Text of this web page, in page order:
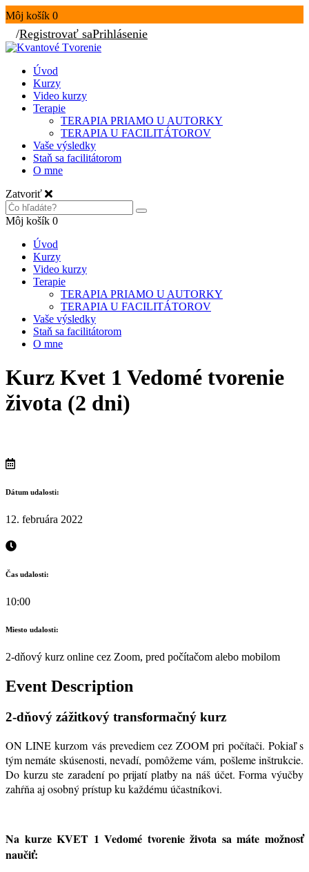
Môj košík 0
/Registrovať saPrihlásenie
Úvod
Kurzy
Video kurzy
Terapie
TERAPIA PRIAMO U AUTORKY
TERAPIA U FACILITÁTOROV
Vaše výsledky
Staň sa facilitátorom
O mne
Zatvoriť
Môj košík 0
Úvod
Kurzy
Video kurzy
Terapie
TERAPIA PRIAMO U AUTORKY
TERAPIA U FACILITÁTOROV
Vaše výsledky
Staň sa facilitátorom
O mne
Kurz Kvet 1 Vedomé tvorenie
života (2 dni)
Dátum udalosti:
12. februára 2022
Čas udalosti:
10:00
Miesto udalosti:
2-dňový kurz online cez Zoom, pred počítačom alebo mobilom
Event Description
2-dňový zážitkový transformačný kurz
ON LINE kurzom vás prevediem cez ZOOM pri počítači. Pokiaľ s
tým nemáte skúsenosti, nevadí, pomôžeme vám, pošleme inštrukcie.
Do kurzu ste zaradení po prijatí platby na náš účet. Forma výučby
zahŕňa aj osobný prístup ku každému účastníkovi.
Na kurze KVET 1 Vedomé tvorenie života sa máte možnosť
naučiť: